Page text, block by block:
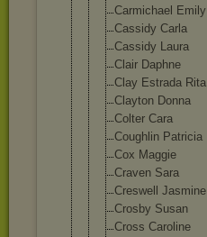
Carmichael Emily
Cassidy Carla
Cassidy Laura
Clair Daphne
Clay Estrada Rita
Clayton Donna
Colter Cara
Coughlin Patricia
Cox Maggie
Craven Sara
Creswell Jasmine
Crosby Susan
Cross Caroline